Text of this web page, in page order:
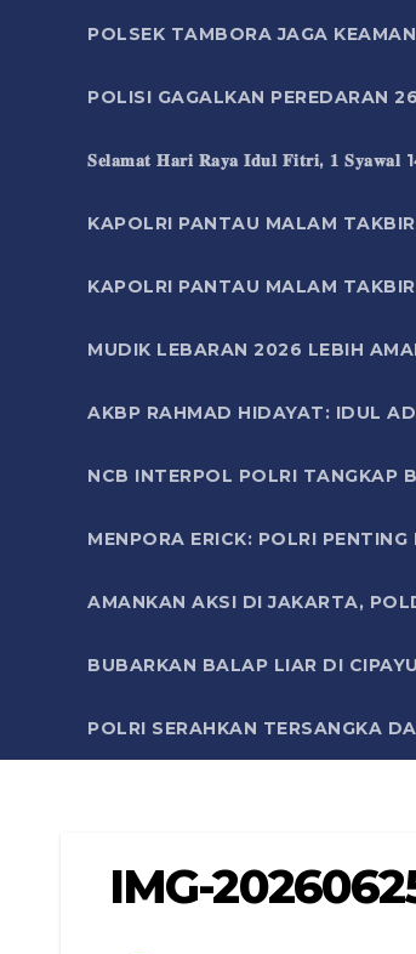
POLSEK TAMBORA JAGA
POLISI GAGALKAN PEREDARAN
𝐒𝐞𝐥𝐚𝐦𝐚𝐭 𝐇𝐚𝐫𝐢 𝐑𝐚𝐲𝐚 𝐈𝐝𝐮𝐥 𝐅𝐢𝐭𝐫𝐢, 𝟏
KAPOLRI PANTAU MALAM
KAPOLRI PANTAU MALAM
MUDIK LEBARAN 2026 LEBIH
AKBP RAHMAD HIDAYAT: IDUL
NCB INTERPOL POLRI TANGKAP
MENPORA ERICK: POLRI
AMANKAN AKSI DI JAKARTA,
BUBARKAN BALAP LIAR DI
POLRI SERAHKAN TERSANGKA
IMG-